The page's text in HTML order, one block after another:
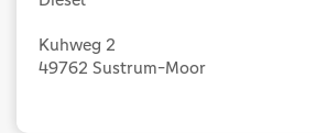
Kuhweg 2
49762 Sustrum-Moor